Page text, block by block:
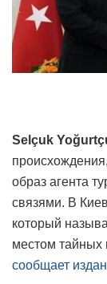
Selçuk
образ агента
связями. В
который
местом тайных
сообщает